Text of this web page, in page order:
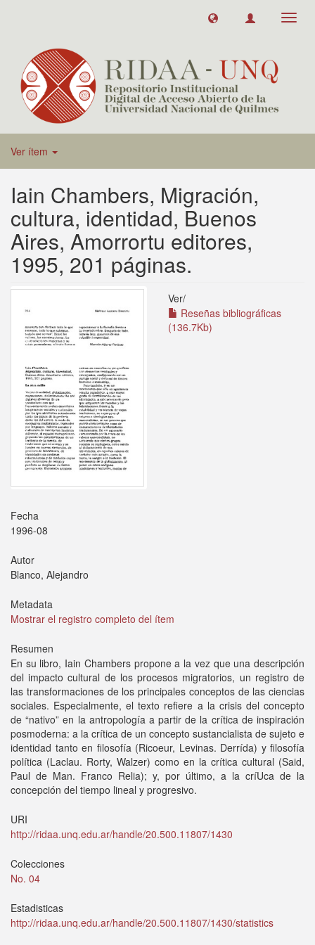
Ver ítem
Iain Chambers, Migración,
cultura, identidad, Buenos
Aires, Amorrortu editores,
1995, 201 páginas.
Ver/
Reseñas bibliográficas
(136.7Kb)
Fecha
1996-08
Autor
Blanco, Alejandro
Metadata
Mostrar el registro completo del ítem
Resumen
En su libro, Iain Chambers propone a la vez que una descripción
del impacto cultural de los procesos migratorios, un registro de
las transformaciones de los principales conceptos de las ciencias
sociales. Especialmente, el texto refiere a la crisis del concepto
de “nativo” en la antropología a partir de la crítica de inspiración
posmoderna: a la crítica de un concepto sustancialista de sujeto e
identidad tanto en filosofía (Ricoeur, Levinas. Derrída) y filosofía
política (Laclau. Rorty, Walzer) como en la crítica cultural (Said,
Paul de Man. Franco Relia); y, por último, a la críUca de la
concepción del tiempo lineal y progresivo.
URI
http://ridaa.unq.edu.ar/handle/20.500.11807/1430
Colecciones
No. 04
Estadisticas
http://ridaa.unq.edu.ar/handle/20.500.11807/1430/statistics